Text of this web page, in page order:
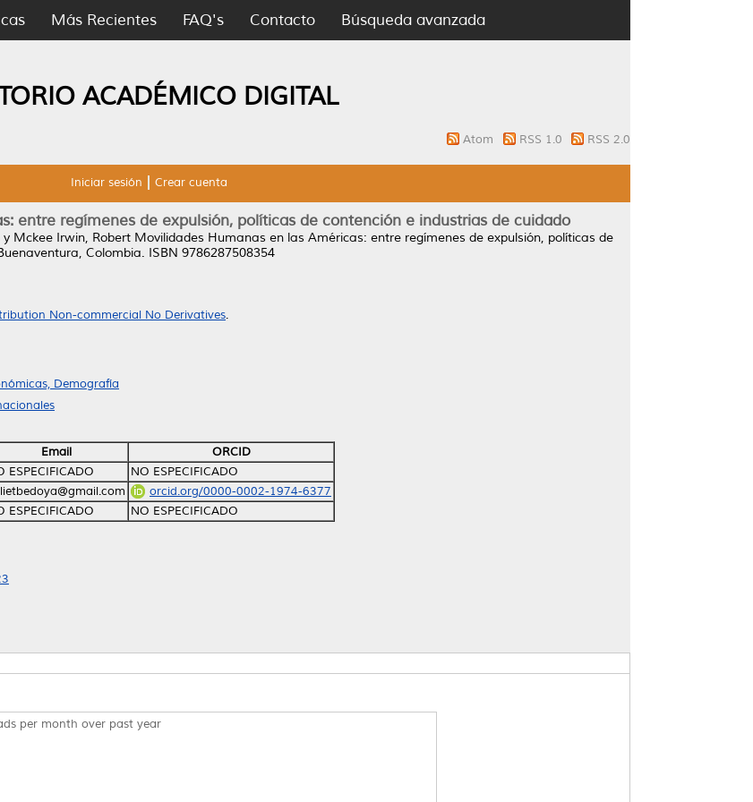
Más Recientes FAQ's Contacto Búsqueda avanzada
ACADÉMICO DIGITAL
Atom RSS 1.0 RSS 2.0
Iniciar sesión Crear cuenta
entre regímenes de expulsión, políticas de contención e industrias de cuidado
y Mckee Irwin, Robert Movilidades Humanas en las Américas: entre regímenes de expulsión, políticas de
Colombia. ISBN 9786287508354
Non-commercial No Derivatives.
Demografía
Email
ORCID
ESPECIFICADO
NO ESPECIFICADO
orcid.org/0000-0002-1974-6377
ESPECIFICADO
NO ESPECIFICADO
per month over past year